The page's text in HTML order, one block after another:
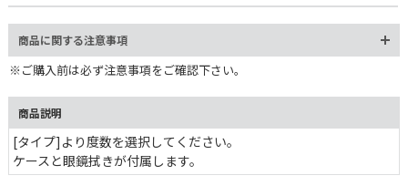
商品に関する注意事項
※ご購入前は必ず注意事項をご確認下さい。
商品説明
[タイプ]より度数を選択してください。
ケースと眼鏡拭きが付属します。